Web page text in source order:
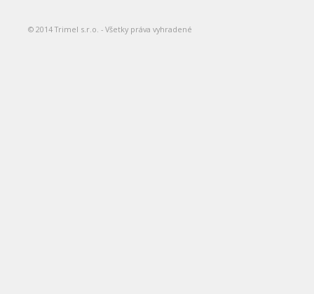
© 2014 Trimel s.r.o. - Všetky práva vyhradené